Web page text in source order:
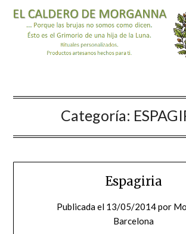
Categoría:
Espagiria
Publicada el 13/05/2014por
Barcelona